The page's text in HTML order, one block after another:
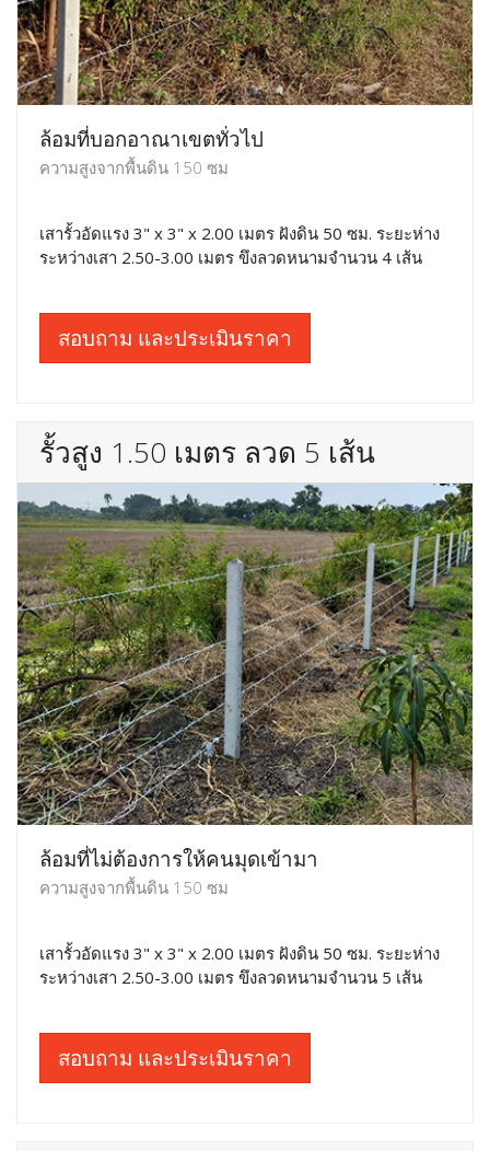
ล้อมที่บอกอาณาเขตทั่วไป
ความสูงจากพื้นดิน 150 ซม
เสารั้วอัดแรง 3" x 3" x 2.00 เมตร ฝังดิน 50 ซม. ระยะห่าง
ระหว่างเสา 2.50-3.00 เมตร ขึงลวดหนามจำนวน 4 เส้น
สอบถาม และประเมินราคา
รั้วสูง 1.50 เมตร ลวด 5 เส้น
ล้อมที่ไม่ต้องการให้คนมุดเข้ามา
ความสูงจากพื้นดิน 150 ซม
เสารั้วอัดแรง 3" x 3" x 2.00 เมตร ฝังดิน 50 ซม. ระยะห่าง
ระหว่างเสา 2.50-3.00 เมตร ขึงลวดหนามจำนวน 5 เส้น
สอบถาม และประเมินราคา